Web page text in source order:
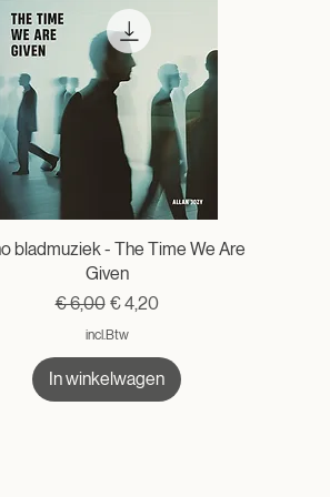
bladmuziek - The Time We Are
Given
Normale prijs
€ 6,00 Verkoopprijs
€ 4,20
incl.Btw
In winkelwagen